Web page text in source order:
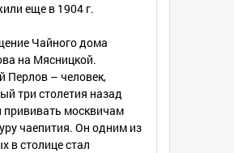
еще в 1904 г.
Чайного дома
на Мясницкой.
Перлов – человек,
три столетия назад
прививать москвичам
чаепития. Он одним из
в столице стал